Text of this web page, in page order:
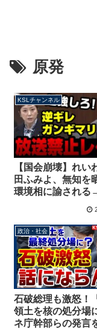
原発
KSLチャンネル
【国会崩壊】れい
田ふみよ、無知を
環境相に諭される
囲はドン引き…【
ャンネル】
政治・社会
石破総理も激怒！
領土を核の処分場
ネ庁幹部らの発言